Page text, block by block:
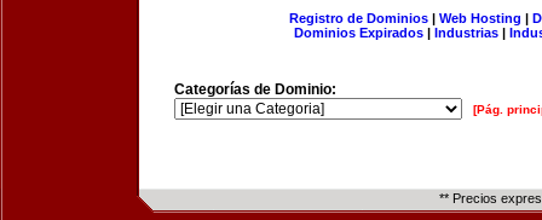
Registro de Dominios| Web Hosting |
Dominios Expirados | Industrias |
Categorías de Dominio:
[Pág.
** Precios